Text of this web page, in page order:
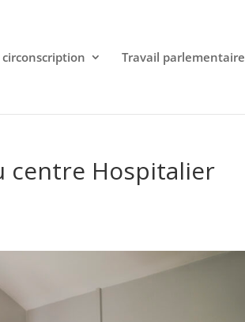
Travail parlementaire
centre Hospitalier